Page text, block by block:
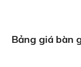
Bảng giá bàn